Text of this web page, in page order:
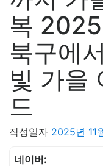
복
북구에
빛 가을
드
작성일자 2025년 11
네이버: